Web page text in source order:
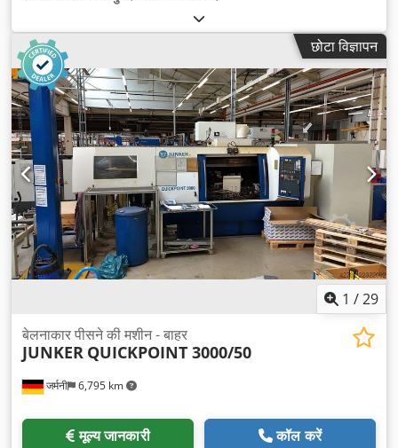
छोटा विज्ञापन
1 /29
जर्मनी 6,795 km
बेलनाकार पीसने की मशीन - बाहर
JUNKER QUICKPOINT 3000/50
मूल्य जानकारी कॉल करें